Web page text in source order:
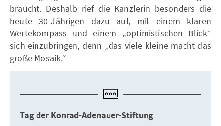
braucht. Deshalb rief die Kanzlerin besonders die
heute 30-Jährigen dazu auf, mit einem klaren
Wertekompass und einem „optimistischen Blick“
sich einzubringen, denn „das viele kleine macht das
große Mosaik.“
Tag der Konrad-Adenauer-Stiftung